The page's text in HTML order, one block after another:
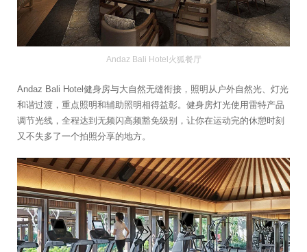
Andaz Bali Hotel火狐餐厅
Andaz Bali Hotel健身房与大自然无缝衔接，照明从户外自然光、灯光
和谐过渡，重点照明和辅助照明相得益彰。健身房灯光使用雷特产品
调节光线，全程达到无频闪高频豁免级别，让你在运动完的休憩时刻
又不失多了一个拍照分享的地方。